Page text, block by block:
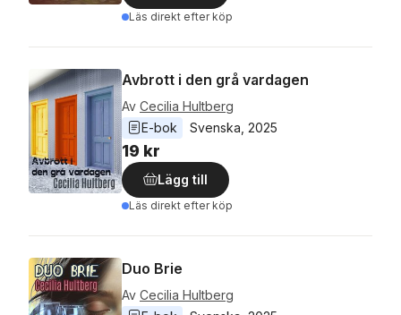
Läs direkt efter köp
Avbrott i den grå vardagen
Av Cecilia Hultberg
E-bok
Svenska, 2025
19 kr
Lägg till
Läs direkt efter köp
Duo Brie
Av Cecilia Hultberg